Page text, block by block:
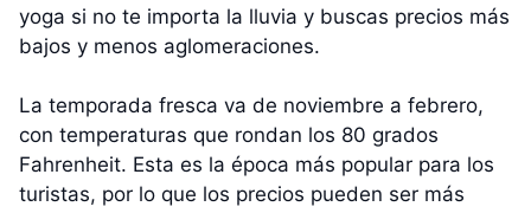
yoga si no te importa la lluvia y buscas precios más
bajos y menos aglomeraciones.
La temporada fresca va de noviembre a febrero,
con temperaturas que rondan los 80 grados
Fahrenheit. Esta es la época más popular para los
turistas, por lo que los precios pueden ser más